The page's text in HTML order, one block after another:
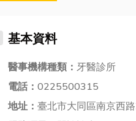
基本資料
醫事機構種類： 牙醫診所
電話： 0225500315
地址： 臺北市大同區南京西